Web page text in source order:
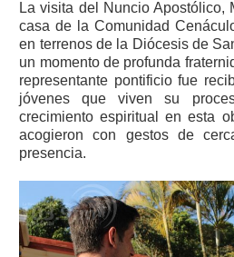
La visita del Nuncio Apostólico,
casa de la Comunidad
en terrenos de la Diócesis de
un momento de profunda
representante pontificio fue
jóvenes que viven su
crecimiento espiritual en esta
acogieron con gestos de
presencia.